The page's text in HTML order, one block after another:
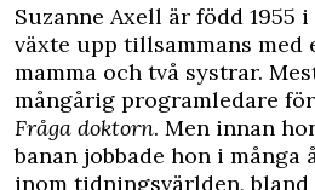
Suzanne Axell är född 1955
växte upp tillsammans med
mamma och två systrar.
mångårig programledare
Fråga doktorn. Men innan
banan jobbade hon i
inom tidningsvärlden, bland